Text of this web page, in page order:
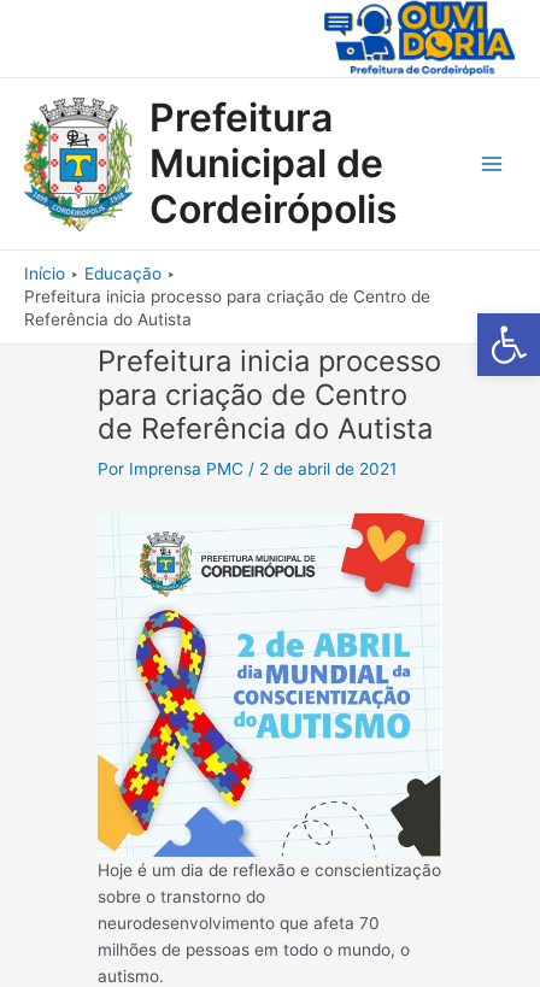
Barra de
Prefeitura
Municipal de
Cordeirópolis
Início
Educação
Prefeitura inicia processo para criação de Centro de
Referência do Autista
Prefeitura inicia processo
para criação de Centro
de Referência do Autista
Por Imprensa PMC / 2 de abril de 2021
Hoje é um dia de reflexão e conscientização
sobre o transtorno do
neurodesenvolvimento que afeta 70
milhões de pessoas em todo o mundo, o
autismo.